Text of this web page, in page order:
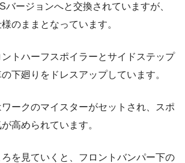
バージョンへと交換されていますが、
のままとなっています。
トハーフスポイラーとサイドステップ
下廻りをドレスアップしています。
ークのマイスターがセットされ、スポ
高められています。
を見ていくと、フロントバンパー下の